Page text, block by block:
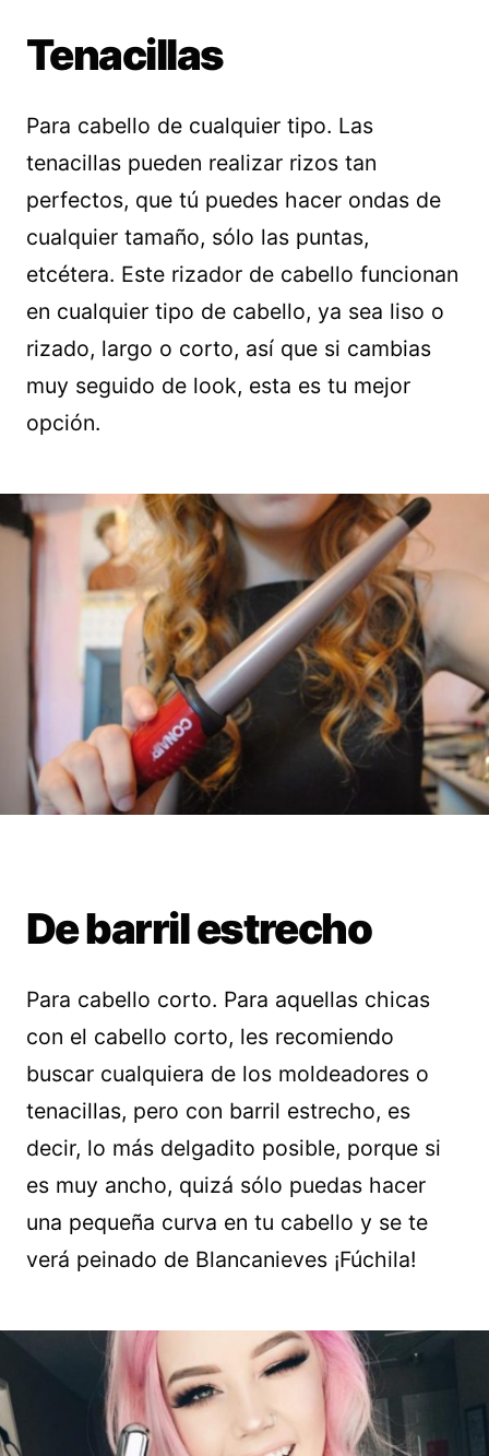
Tenacillas
Para cabello de cualquier tipo. Las
tenacillas pueden realizar rizos tan
perfectos, que tú puedes hacer ondas de
cualquier tamaño, sólo las puntas,
etcétera. Este rizador de cabello funcionan
en cualquier tipo de cabello, ya sea liso o
rizado, largo o corto, así que si cambias
muy seguido de look, esta es tu mejor
opción.
De barril estrecho
Para cabello corto. Para aquellas chicas
con el cabello corto, les recomiendo
buscar cualquiera de los moldeadores o
tenacillas, pero con barril estrecho, es
decir, lo más delgadito posible, porque si
es muy ancho, quizá sólo puedas hacer
una pequeña curva en tu cabello y se te
verá peinado de Blancanieves ¡Fúchila!